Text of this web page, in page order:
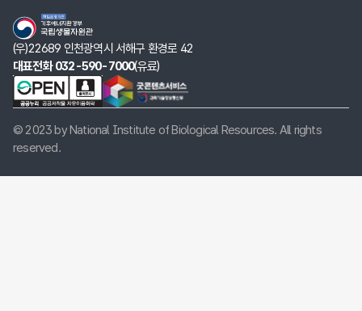
(우)22689 인천광역시 서해구 환경로 42
대표전화 032-590-7000(유료)
© 2023 by National Institute of Biological Resources. All rights
reserved.